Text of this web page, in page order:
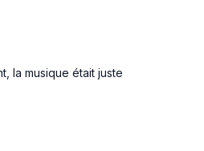
la musique était juste